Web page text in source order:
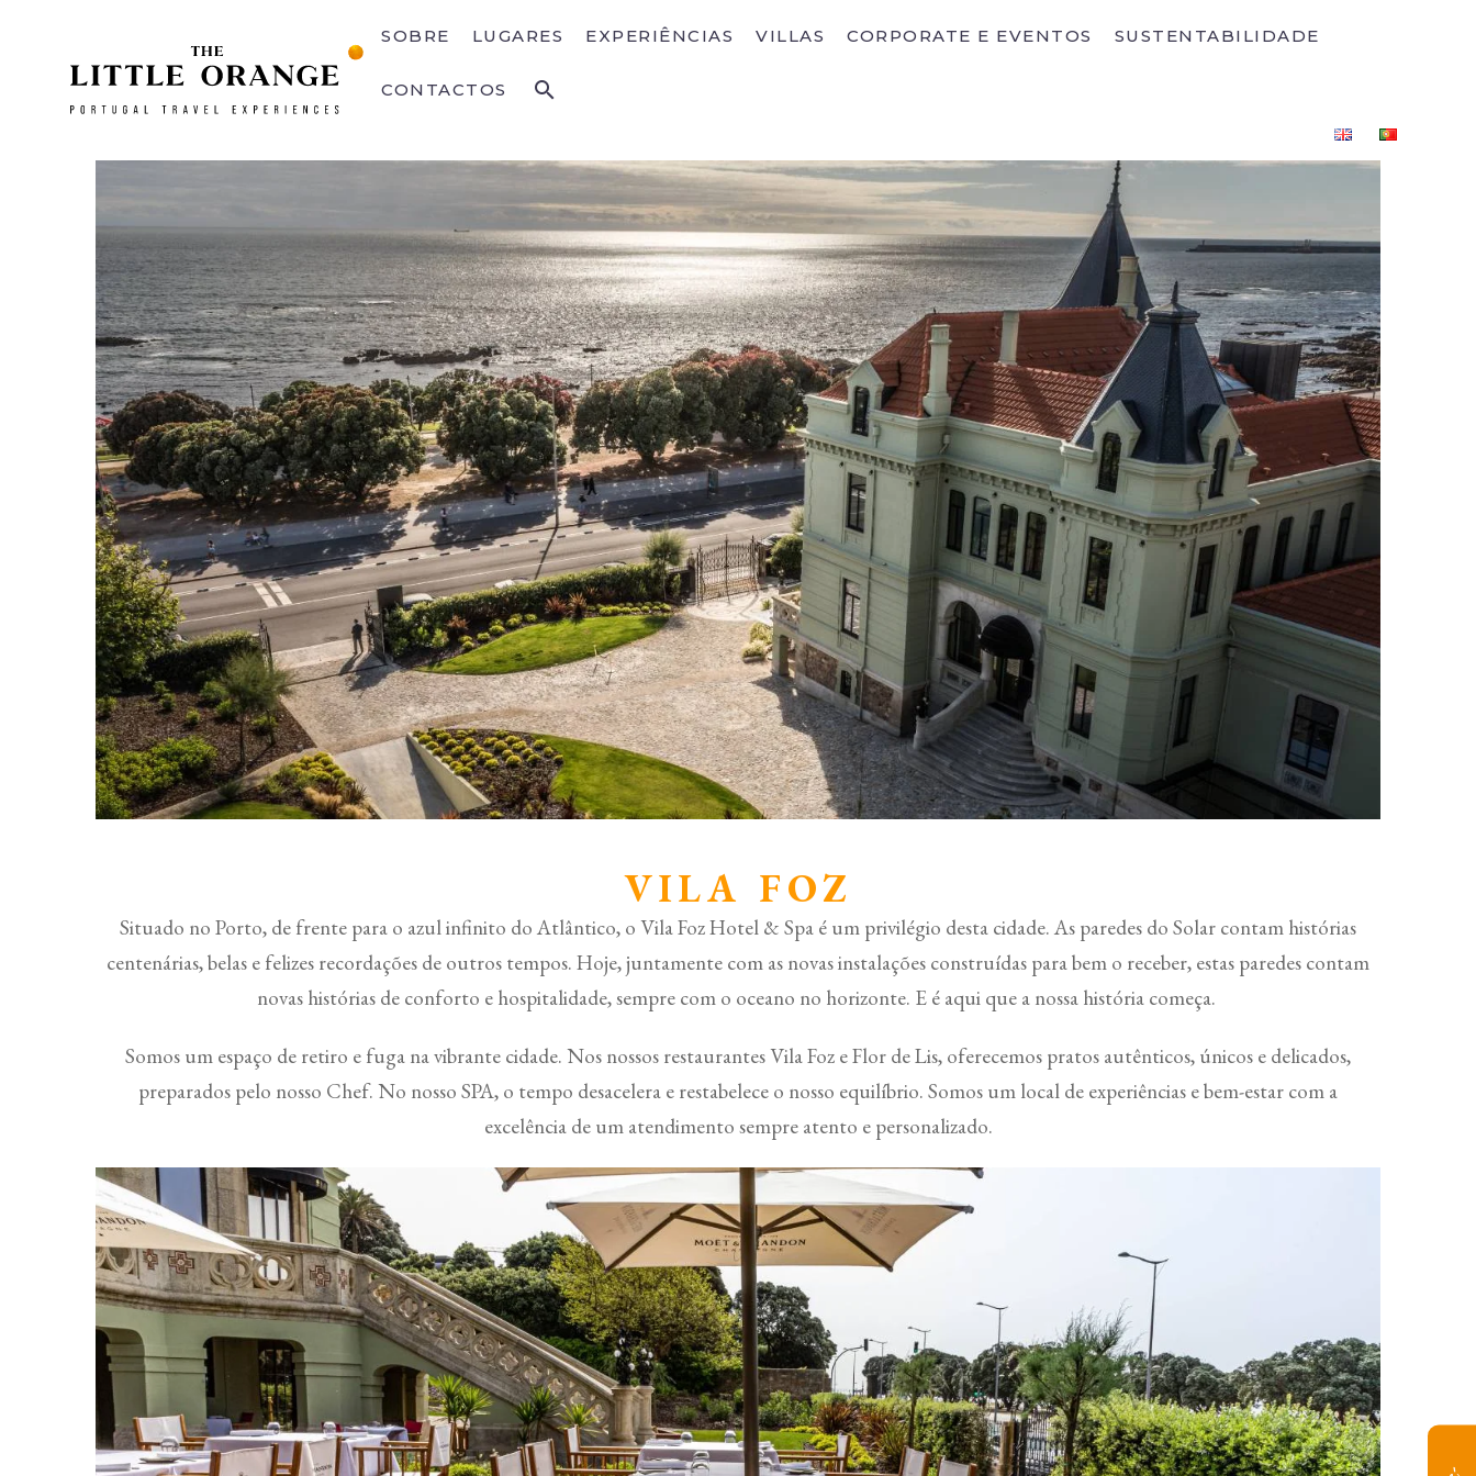
SOBRE LUGARES EXPERIÊNCIAS VILLAS CORPORATE E EVENTOS SUSTENTABILIDADE
CONTACTOS
VILA FOZ
Situado no Porto, de frente para o azul infinito do Atlântico, o Vila Foz Hotel & Spa é um privilégio desta cidade. As paredes do Solar contam histórias
centenárias, belas e felizes recordações de outros tempos. Hoje, juntamente com as novas instalações construídas para bem o receber, estas paredes contam
novas histórias de conforto e hospitalidade, sempre com o oceano no horizonte. E é aqui que a nossa história começa.
Somos um espaço de retiro e fuga na vibrante cidade. Nos nossos restaurantes Vila Foz e Flor de Lis, oferecemos pratos autênticos, únicos e delicados,
preparados pelo nosso Chef. No nosso SPA, o tempo desacelera e restabelece o nosso equilíbrio. Somos um local de experiências e bem-estar com a
excelência de um atendimento sempre atento e personalizado.